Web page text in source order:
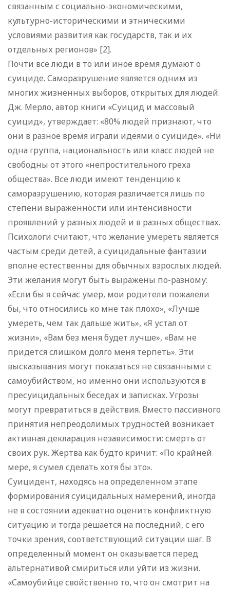
связанным с социально-экономическими,
культурно-историческими и этническими
условиями развития как государств, так и их
отдельных регионов» [2].
Почти все люди в то или иное время думают о
суициде. Саморазрушение является одним из
многих жизненных выборов, открытых для людей.
Дж. Мерло, автор книги «Суицид и массовый
суицид», утверждает: «80% людей признают, что
они в разное время играли идеями о суициде». «Ни
одна группа, национальность или класс людей не
свободны от этого «непростительного греха
общества». Все люди имеют тенденцию к
саморазрушению, которая различается лишь по
степени выраженности или интенсивности
проявлений у разных людей и в разных обществах.
Психологи считают, что желание умереть является
частым среди детей, а суицидальные фантазии
вполне естественны для обычных взрослых людей.
Эти желания могут быть выражены по-разному:
«Если бы я сейчас умер, мои родители пожалели
бы, что относились ко мне так плохо», «Лучше
умереть, чем так дальше жить», «Я устал от
жизни», «Вам без меня будет лучше», «Вам не
придется слишком долго меня терпеть». Эти
высказывания могут показаться не связанными с
самоубийством, но именно они используются в
пресуицидальных беседах и записках. Угрозы
могут превратиться в действия. Вместо пассивного
принятия непреодолимых трудностей возникает
активная декларация независимости: смерть от
своих рук. Жертва как будто кричит: «По крайней
мере, я сумел сделать хотя бы это».
Суицидент, находясь на определенном этапе
формирования суицидальных намерений, иногда
не в состоянии адекватно оценить конфликтную
ситуацию и тогда решается на последний, с его
точки зрения, соответствующий ситуации шаг. В
определенный момент он оказывается перед
альтернативой смириться или уйти из жизни.
«Самоубийце свойственно то, что он смотрит на